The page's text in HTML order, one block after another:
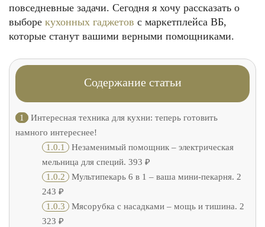
повседневные задачи. Сегодня я хочу рассказать о
выборе кухонных гаджетов с маркетплейса ВБ,
которые станут вашими верными помощниками.
Содержание статьи
1
Интересная техника для кухни: теперь готовить
намного интереснее!
1.0.1
Незаменимый помощник – электрическая
мельница для специй. 393 ₽
1.0.2
Мультипекарь 6 в 1 – ваша мини-пекарня. 2
243 ₽
1.0.3
Мясорубка с насадками – мощь и тишина. 2
323 ₽